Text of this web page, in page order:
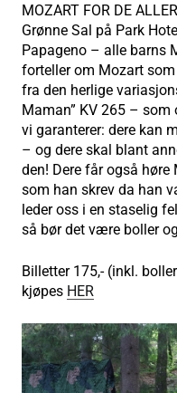
MOZART FOR DE
Grønne Sal på Park
Papageno – alle barns
forteller om Mozart
fra den herlige
Maman” KV 265 – som
vi garanterer: dere kan
– og dere skal blant
den! Dere får også
som han skrev da han
leder oss i en staselig
så bør det være boller
Billetter 175,- (inkl.
kjøpes HER